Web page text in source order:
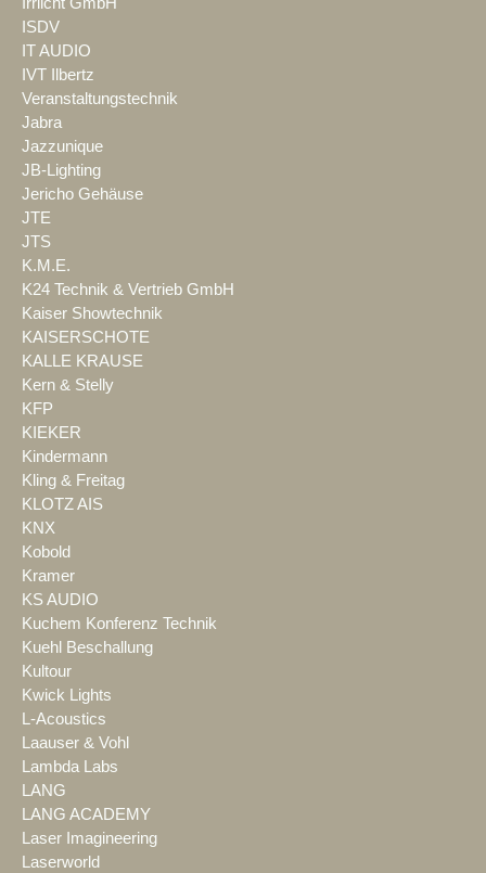
ISDV
IT AUDIO
IVT Ilbertz
Veranstaltungstechnik
Jabra
Jazzunique
JB-Lighting
Jericho Gehäuse
JTE
JTS
K.M.E.
K24 Technik & Vertrieb GmbH
Kaiser Showtechnik
KAISERSCHOTE
KALLE KRAUSE
Kern & Stelly
KFP
KIEKER
Kindermann
Kling & Freitag
KLOTZ AIS
KNX
Kobold
Kramer
KS AUDIO
Kuchem Konferenz Technik
Kuehl Beschallung
Kultour
Kwick Lights
L-Acoustics
Laauser & Vohl
Lambda Labs
LANG
LANG ACADEMY
Laser Imagineering
Laserworld